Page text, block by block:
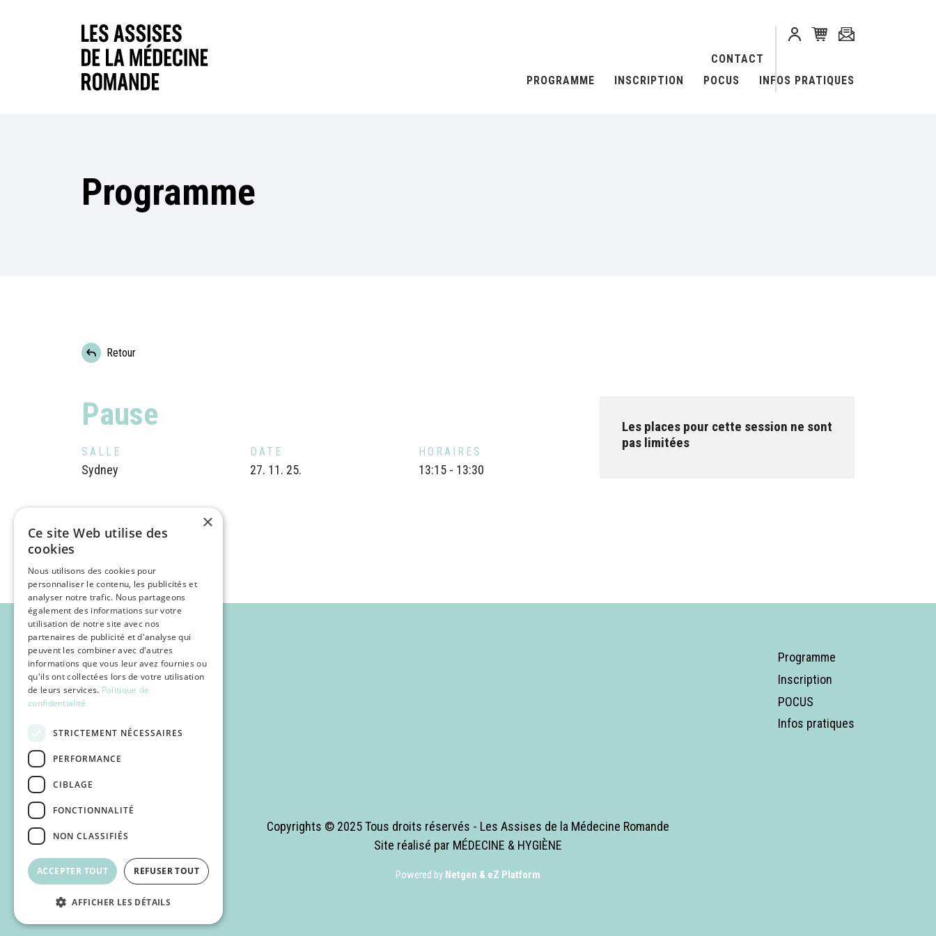
PROGRAMME INSCRIPTION POCUS INFOS PRATIQUES
CONTACT
Programme
Retour
Pause
SALLE
Sydney
DATE
27. 11. 25.
HORAIRES
13:15 - 13:30
Les places pour cette session ne sont
pas limitées
Programme
Inscription
POCUS
Infos pratiques
Copyrights © 2025 Tous droits réservés - Les Assises de la Médecine Romande
Site réalisé par MÉDECINE & HYGIÈNE
Powered by Netgen & eZ Platform
×
Ce site Web utilise des
cookies
Nous utilisons des cookies pour
personnaliser le contenu, les publicités et
analyser notre trafic. Nous partageons
également des informations sur votre
utilisation de notre site avec nos
partenaires de publicité et d'analyse qui
peuvent les combiner avec d'autres
informations que vous leur avez fournies ou
qu'ils ont collectées lors de votre utilisation
de leurs services. Politique de
confidentialité
STRICTEMENT NÉCESSAIRES
PERFORMANCE
CIBLAGE
FONCTIONNALITÉ
NON CLASSIFIÉS
ACCEPTER TOUT REFUSER TOUT
AFFICHER LES DÉTAILS